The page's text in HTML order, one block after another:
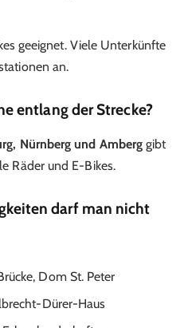
geeignet. Viele Unterkünfte
an.
entlang der Strecke?
Nürnberg und Amberg gibt
Räder und E-Bikes.
darf man nicht
Dom St. Peter
Dürer-Haus